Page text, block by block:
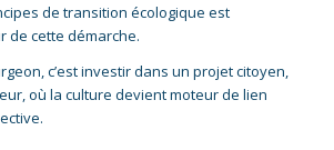
de transition écologique est
de cette démarche.
c’est investir dans un projet citoyen,
où la culture devient moteur de lien